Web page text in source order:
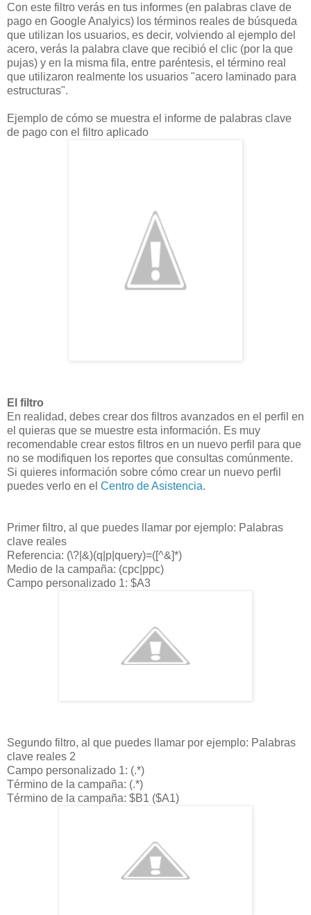
Con este filtro verás en tus informes (en palabras clave de
pago en Google Analyics) los términos reales de búsqueda
que utilizan los usuarios, es decir, volviendo al ejemplo del
acero, verás la palabra clave que recibió el clic (por la que
pujas) y en la misma fila, entre paréntesis, el término real
que utilizaron realmente los usuarios "acero laminado para
estructuras".
Ejemplo de cómo se muestra el informe de palabras clave
de pago con el filtro aplicado
El filtro
En realidad, debes crear dos filtros avanzados en el perfil en
el quieras que se muestre esta información. Es muy
recomendable crear estos filtros en un nuevo perfil para que
no se modifiquen los reportes que consultas comúnmente.
Si quieres información sobre cómo crear un nuevo perfil
puedes verlo en el Centro de Asistencia.
Primer filtro, al que puedes llamar por ejemplo: Palabras
clave reales
Referencia: (\?|&)(q|p|query)=([^&]*)
Medio de la campaña: (cpc|ppc)
Campo personalizado 1: $A3
Segundo filtro, al que puedes llamar por ejemplo: Palabras
clave reales 2
Campo personalizado 1: (.*)
Término de la campaña: (.*)
Término de la campaña: $B1 ($A1)